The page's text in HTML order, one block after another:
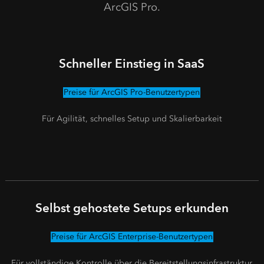
ArcGIS Pro.
Schneller Einstieg in SaaS
Preise für ArcGIS Pro-Benutzertypen
Für Agilität, schnelles Setup und Skalierbarkeit
Selbst gehostete Setups erkunden
Preise für ArcGIS Enterprise-Benutzertypen